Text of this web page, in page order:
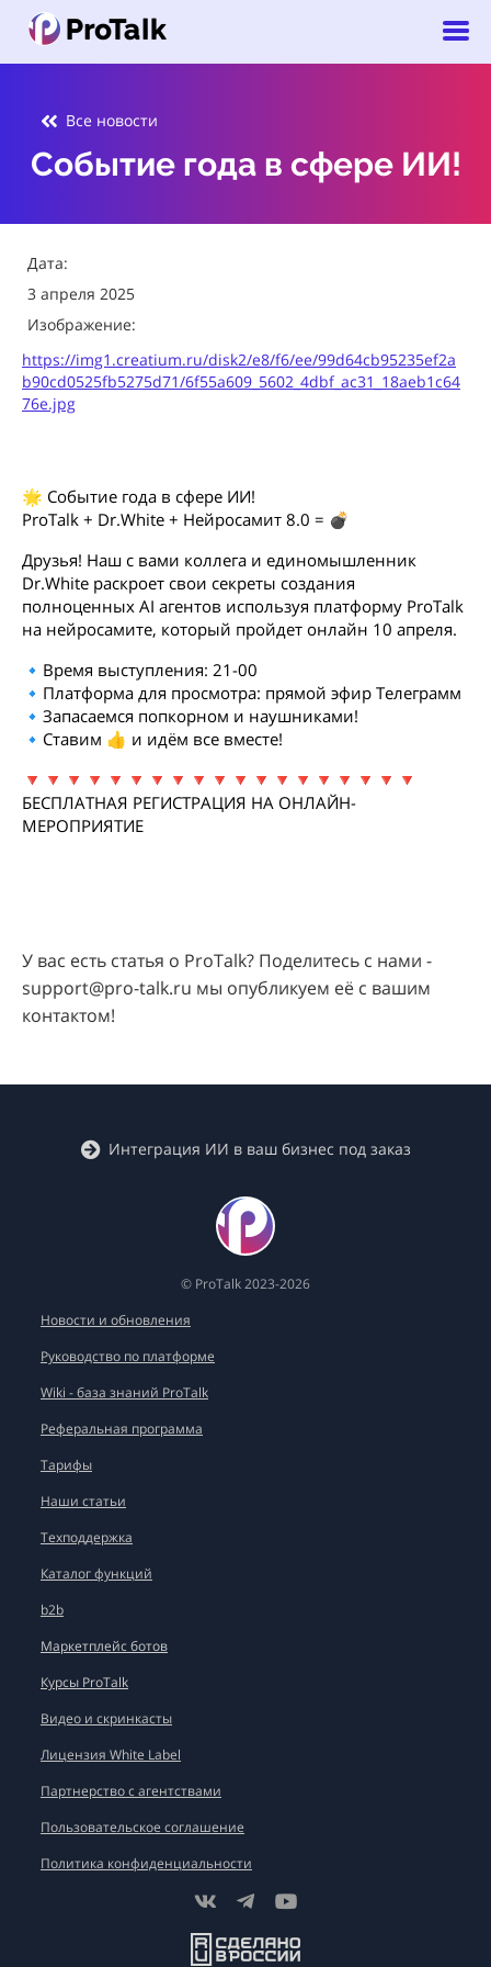
Все новости
Событие года в сфере ИИ!
Дата:
3 апреля 2025
Изображение:
https://img1.creatium.ru/disk2/e8/f6/ee/99d64cb95235ef2a
b90cd0525fb5275d71/6f55a609_5602_4dbf_ac31_18aeb1c64
76e.jpg
🌟 Событие года в сфере ИИ!
ProTalk + Dr.White + Нейросамит 8.0 = 💣
Друзья! Наш с вами коллега и единомышленник
Dr.White раскроет свои секреты создания
полноценных AI агентов используя платформу ProTalk
на нейросамите, который пройдет онлайн 10 апреля.
🔹Время выступления: 21-00
🔹Платформа для просмотра: прямой эфир Телеграмм
🔹Запасаемся попкорном и наушниками!
🔹Ставим 👍 и идём все вместе!
🔻🔻🔻🔻🔻🔻🔻🔻🔻🔻🔻🔻🔻🔻🔻🔻🔻🔻🔻
БЕСПЛАТНАЯ РЕГИСТРАЦИЯ НА ОНЛАЙН-
МЕРОПРИЯТИЕ
У вас есть статья о ProTalk? Поделитесь с нами -
support@pro-talk.ru мы опубликуем её с вашим
контактом!
Интеграция ИИ в ваш бизнес под заказ
© ProTalk 2023-2026
Новости и обновления
Руководство по платформе
Wiki - база знаний ProTalk
Реферальная программа
Тарифы
Наши статьи
Техподдержка
Каталог функций
b2b
Маркетплейс ботов
Курсы ProTalk
Видео и скринкасты
Лицензия White Label
Партнерство с агентствами
Пользовательское соглашение
Политика конфиденциальности